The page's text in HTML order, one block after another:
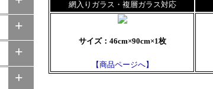
網入りガラス・複層ガラス対応
サイズ：46cm×90cm×1枚
【商品ページへ】